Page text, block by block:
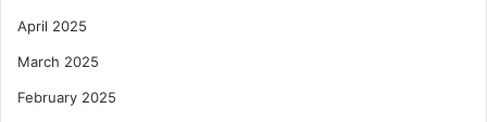
April 2025
March 2025
February 2025